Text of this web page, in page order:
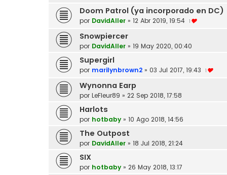
Doom Patrol (ya incorporado en DC)
por DavidAller » 12 Abr 2019, 19:54 1
Snowpiercer
por DavidAller » 19 May 2020, 00:40
Supergirl
por marilynbrown2 » 03 Jul 2017, 19:43 1
Wynonna Earp
por LeFleur89 » 22 Sep 2018, 17:58
Harlots
por hotbaby » 10 Ago 2018, 14:56
The Outpost
por DavidAller » 18 Jul 2018, 21:24
SIX
por hotbaby » 26 May 2018, 13:17